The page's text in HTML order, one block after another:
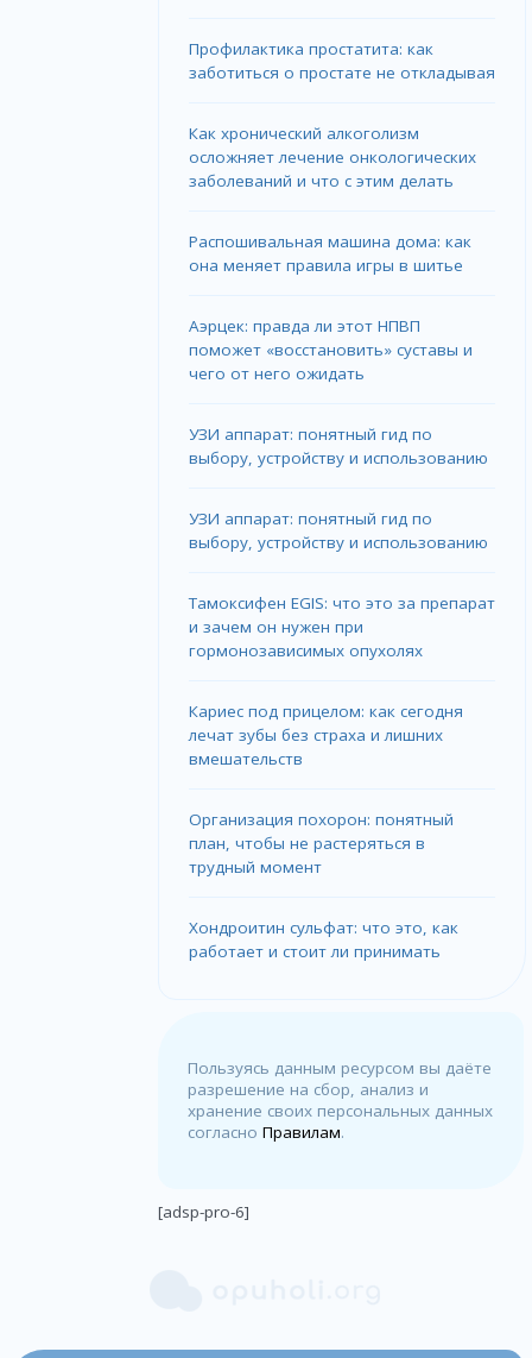
Профилактика простатита: как
заботиться о простате не откладывая
Как хронический алкоголизм
осложняет лечение онкологических
заболеваний и что с этим делать
Распошивальная машина дома: как
она меняет правила игры в шитье
Аэрцек: правда ли этот НПВП
поможет «восстановить» суставы и
чего от него ожидать
УЗИ аппарат: понятный гид по
выбору, устройству и использованию
УЗИ аппарат: понятный гид по
выбору, устройству и использованию
Тамоксифен EGIS: что это за препарат
и зачем он нужен при
гормонозависимых опухолях
Кариес под прицелом: как сегодня
лечат зубы без страха и лишних
вмешательств
Организация похорон: понятный
план, чтобы не растеряться в
трудный момент
Хондроитин сульфат: что это, как
работает и стоит ли принимать
Пользуясь данным ресурсом вы даёте
разрешение на сбор, анализ и
хранение своих персональных данных
согласноПравилам.
[adsp-pro-6]